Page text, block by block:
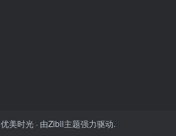
优美时光 · 由Zibll主题强力驱动.